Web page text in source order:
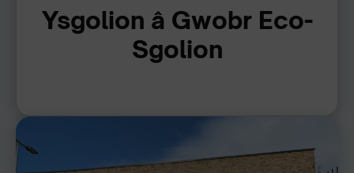
Ysgolion â Gwobr Eco-
Sgolion